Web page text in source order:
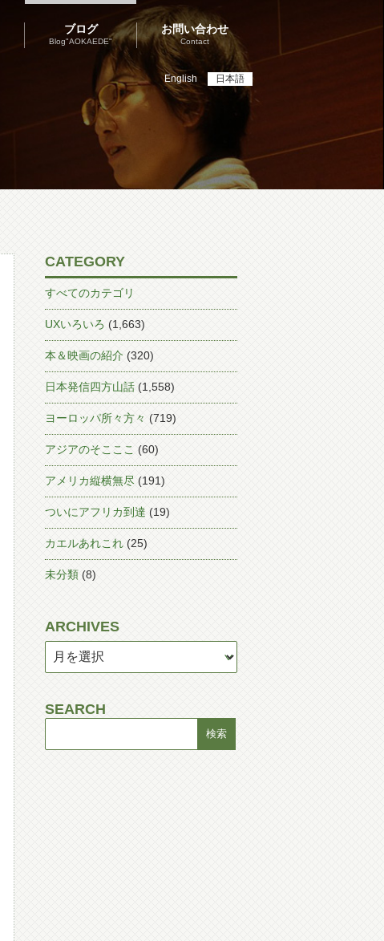
English 日本語
ブログ
Blog"AOKAEDE"
お問い合わせ
Contact
CATEGORY
すべてのカテゴリ
UXいろいろ (1,663)
本＆映画の紹介 (320)
日本発信四方山話 (1,558)
ヨーロッパ所々方々 (719)
アジアのそこここ (60)
アメリカ縦横無尽 (191)
ついにアフリカ到達 (19)
カエルあれこれ (25)
未分類 (8)
ARCHIVES
SEARCH